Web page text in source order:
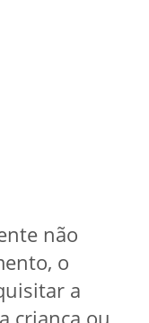
não
o
a
criança ou